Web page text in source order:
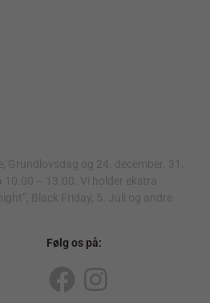
Grundlovsdag og 24. december. 31.
10.00 – 13.00. Vi holder ekstra
Black Friday, 5. Juli og andre
Følg os på:
F
I